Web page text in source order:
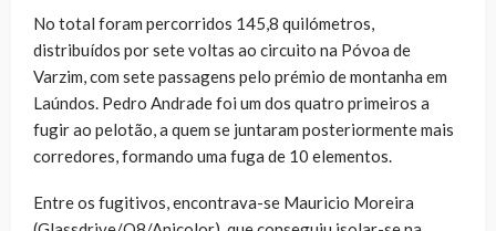
No total foram percorridos 145,8 quilómetros,
distribuídos por sete voltas ao circuito na Póvoa de
Varzim, com sete passagens pelo prémio de montanha em
Laúndos. Pedro Andrade foi um dos quatro primeiros a
fugir ao pelotão, a quem se juntaram posteriormente mais
corredores, formando uma fuga de 10 elementos.
Entre os fugitivos, encontrava-se Mauricio Moreira